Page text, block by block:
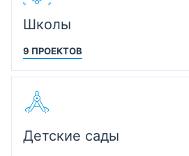
Школы
9 ПРОЕКТОВ
Детские сады